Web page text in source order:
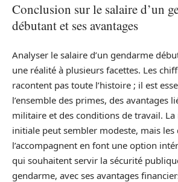
Conclusion sur le salaire d’un
débutant et ses avantages
Analyser le salaire d’un gendarme
une réalité à plusieurs facettes. Les
racontent pas toute l’histoire ; il est
l’ensemble des primes, des avantages
militaire et des conditions de travail.
initiale peut sembler modeste, mais
l’accompagnent en font une option
qui souhaitent servir la sécurité
gendarme, avec ses avantages